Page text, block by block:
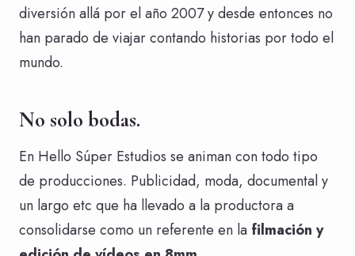
diversión allá por el año 2007 y desde entonces no
han parado de viajar contando historias por todo el
mundo.
No solo bodas.
En Hello Súper Estudios se animan con todo tipo
de producciones. Publicidad, moda, documental y
un largo etc que ha llevado a la productora a
consolidarse como un referente en la filmación y